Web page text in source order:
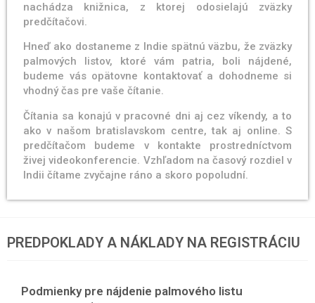
nachádza knižnica, z ktorej odosielajú zväzky
predčítačovi.
Hneď ako dostaneme z Indie spätnú väzbu, že zväzky
palmových listov, ktoré vám patria, boli nájdené,
budeme vás opätovne kontaktovať a dohodneme si
vhodný čas pre vaše čítanie.
Čítania sa konajú v pracovné dni aj cez víkendy, a to
ako v našom bratislavskom centre, tak aj online. S
predčítačom budeme v kontakte prostredníctvom
živej videokonferencie. Vzhľadom na časový rozdiel v
Indii čítame zvyčajne ráno a skoro popoludní.
PREDPOKLADY A NÁKLADY NA REGISTRÁCIU
Podmienky pre nájdenie palmového listu